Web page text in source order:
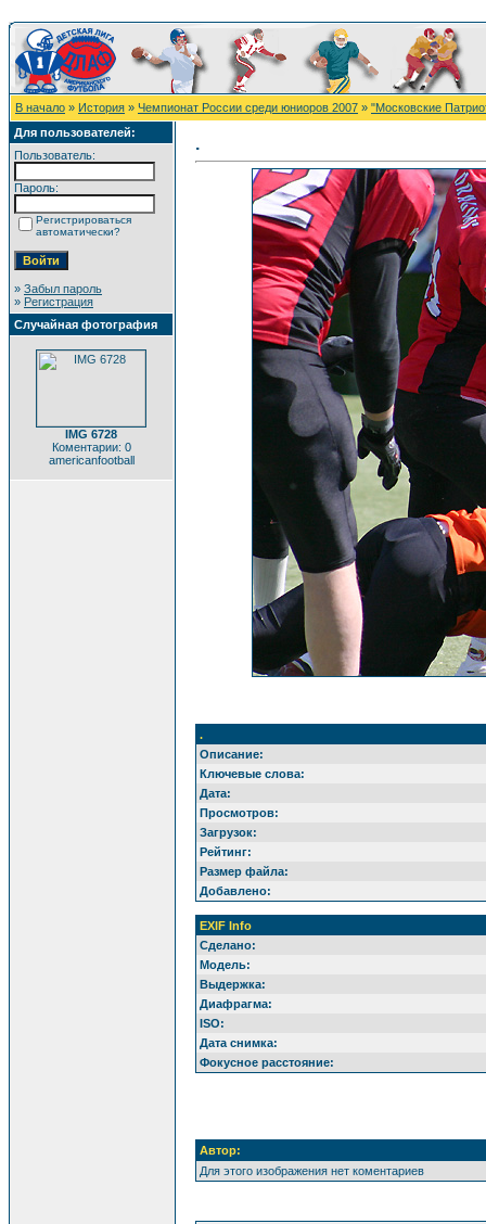
В начало » История » Чемпионат России среди юниоров 2007 » "Московские
Для пользователей:
Пользователь:
Пароль:
Регистрироваться
автоматически?
» Забыл пароль
» Регистрация
Случайная фотография
IMG 6728
Коментарии: 0
americanfootball
.
.
Описание:
Ключевые слова:
Дата:
Просмотров:
Загрузок:
Рейтинг:
Размер файла:
Добавлено:
EXIF Info
Сделано:
Модель:
Выдержка:
Диафрагма:
ISO:
Дата снимка:
Фокусное расстояние:
Автор:
Для этого изображения нет коментариев